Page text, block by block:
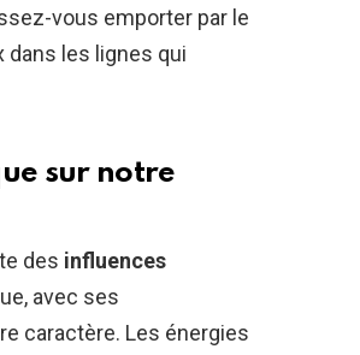
vous emporter par le
les lignes qui
sur notre
des influences
avec ses
caractère. Les énergies